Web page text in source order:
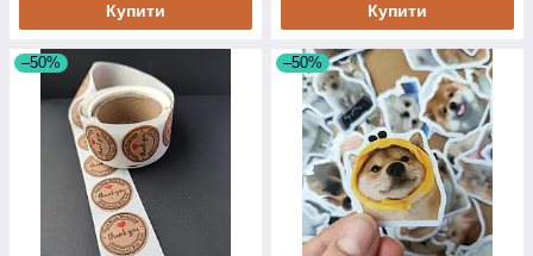
Купити Купити
–50% –50%